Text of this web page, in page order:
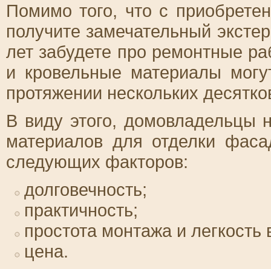
Помимо того, что с
получите замечательный
лет забудете про ремонтные
и кровельные материалы
протяжении нескольких
В виду этого, домовладельцы
материалов для отделки
следующих факторов:
долговечность;
практичность;
простота монтажа и легкость
цена.